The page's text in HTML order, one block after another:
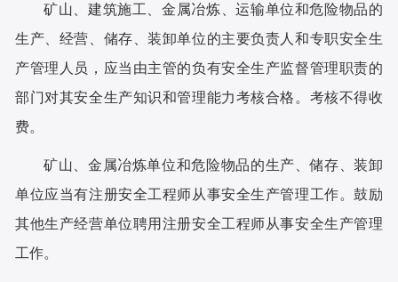
矿山、建筑施工、金属冶炼、运输单位和危险物品的
生产、经营、储存、装卸单位的主要负责人和专职安全生
产管理人员，应当由主管的负有安全生产监督管理职责的
部门对其安全生产知识和管理能力考核合格。考核不得收
费。
矿山、金属冶炼单位和危险物品的生产、储存、装卸
单位应当有注册安全工程师从事安全生产管理工作。鼓励
其他生产经营单位聘用注册安全工程师从事安全生产管理
工作。